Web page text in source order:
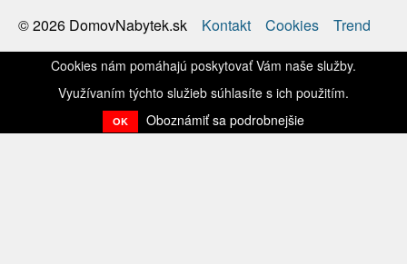
© 2026 DomovNabytek.sk
Kontakt Cookies Trend
Cookies nám pomáhajú poskytovať Vám naše služby.
Využívaním týchto služieb súhlasíte s ich použitím.
OK Oboznámiť sa podrobnejšie